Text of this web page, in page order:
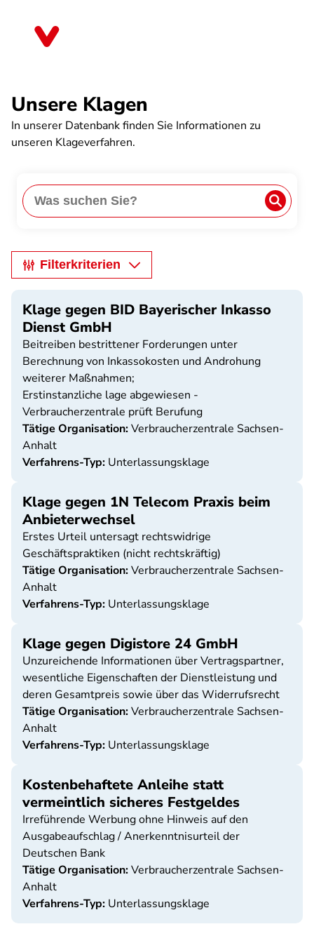
Unsere Klagen
In unserer Datenbank finden Sie Informationen zu
unseren Klageverfahren.
Filterkriterien
Klage gegen BID Bayerischer Inkasso
Dienst GmbH
Beitreiben bestrittener Forderungen unter
Berechnung von Inkassokosten und Androhung
weiterer Maßnahmen;
Erstinstanzliche lage abgewiesen -
Verbraucherzentrale prüft Berufung
Tätige Organisation:Verbraucherzentrale Sachsen-
Anhalt
Verfahrens-Typ: Unterlassungsklage
Klage gegen 1N Telecom Praxis beim
Anbieterwechsel
Erstes Urteil untersagt rechtswidrige
Geschäftspraktiken (nicht rechtskräftig)
Tätige Organisation:Verbraucherzentrale Sachsen-
Anhalt
Verfahrens-Typ: Unterlassungsklage
Klage gegen Digistore 24 GmbH
Unzureichende Informationen über Vertragspartner,
wesentliche Eigenschaften der Dienstleistung und
deren Gesamtpreis sowie über das Widerrufsrecht
Tätige Organisation:Verbraucherzentrale Sachsen-
Anhalt
Verfahrens-Typ: Unterlassungsklage
Kostenbehaftete Anleihe statt
vermeintlich sicheres Festgeldes
Irreführende Werbung ohne Hinweis auf den
Ausgabeaufschlag / Anerkenntnisurteil der
Deutschen Bank
Tätige Organisation:Verbraucherzentrale Sachsen-
Anhalt
Verfahrens-Typ: Unterlassungsklage